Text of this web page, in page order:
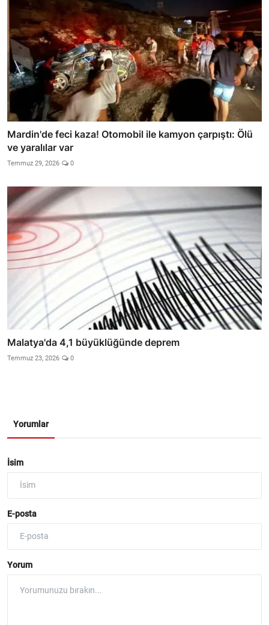
Mardin'de feci kaza! Otomobil ile kamyon çarpıştı: Ölü
ve yaralılar var
Temmuz 29, 2026 0
Malatya'da 4,1 büyüklüğünde deprem
Temmuz 23, 2026 0
Yorumlar
İsim
E-posta
Yorum